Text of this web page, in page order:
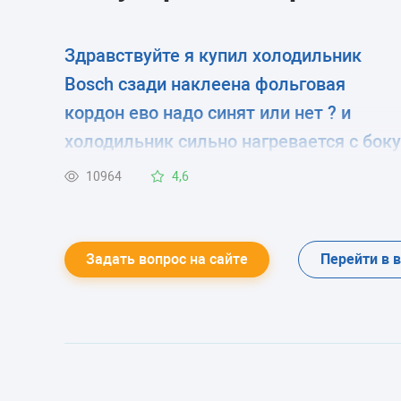
Здравствуйте я купил холодильник
Bosch сзади наклеена фольговая
кордон ево надо синят или нет ? и
холодильник сильно нагревается с боку
это так должна быт ?
10964 4,6
Задать вопрос на сайте Перейти в